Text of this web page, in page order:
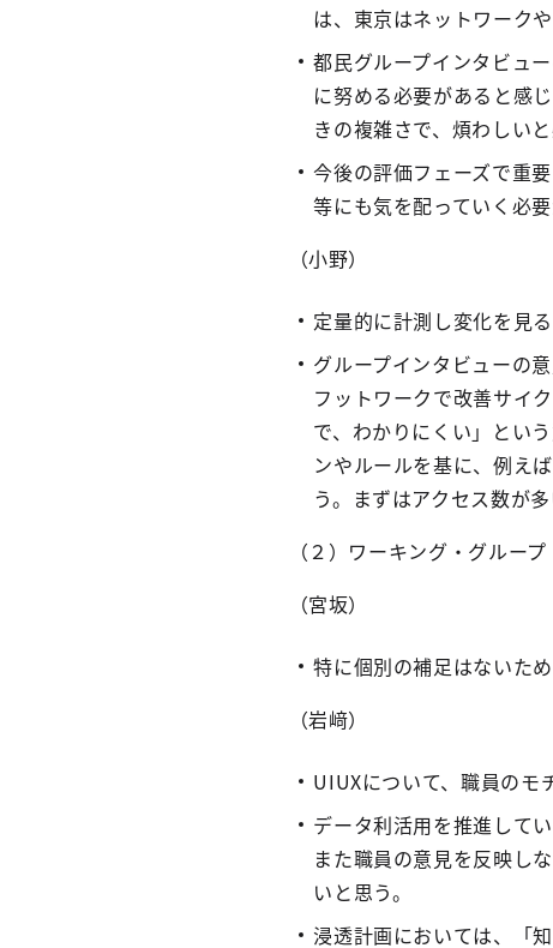
は、東京はネットワーク
都民グループインタビュ
に努める必要があると感
きの複雑さで、煩わしい
今後の評価フェーズで重
等にも気を配っていく必要
（小野）
定量的に計測し変化を見
グループインタビューの
フットワークで改善サイ
で、わかりにくい」とい
ンやルールを基に、例え
う。まずはアクセス数が
（２）ワーキング・グルー
（宮坂）
特に個別の補足はないた
（岩﨑）
UIUXについて、職員のモ
データ利活用を推進して
また職員の意見を反映し
いと思う。
浸透計画においては、「